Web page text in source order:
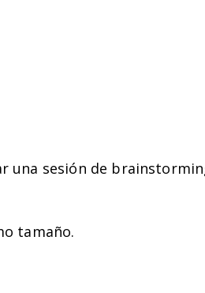
una sesión de
tamaño.